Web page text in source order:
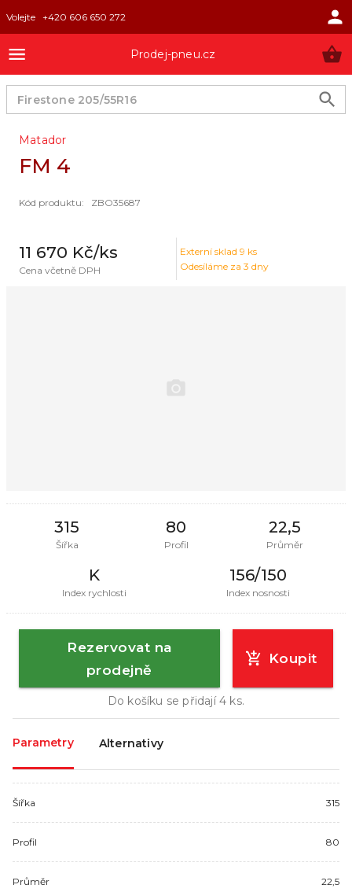
Volejte +420 606 650 272
Prodej-pneu.cz
Matador
FM 4
Kód produktu: ZBO35687
11 670 Kč/ks
Cena včetně DPH
Externí sklad 9 ks
Odesíláme za 3 dny
315
Šířka
80
Profil
22,5
Průměr
K
Index rychlosti
156/150
Index nosnosti
Rezervovat na
prodejně
Koupit
Do košíku se přidají4 ks.
Parametry Alternativy
Šířka 315
Profil 80
Průměr 22,5